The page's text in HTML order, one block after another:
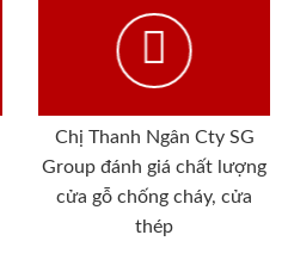
Chị Thanh Ngân Cty SG
Group đánh giá chất lượng
cửa gỗ chống cháy, cửa
thép